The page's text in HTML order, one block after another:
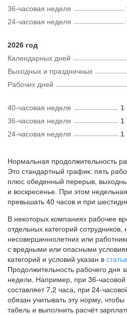
36-часовая неделя
24-часовая неделя
2026 год
Календарных дней
Рабочих дней
Выходных и праздничных
40-часовая неделя
1
36-часовая неделя
1
24-часовая неделя
1
Нормальная продолжительность
Это стандартный график: пять
плюс обеденный перерыв,
и воскресенье. При этом
превышать 40 часов и при
В некоторых компаниях рабочее
отдельных категорий
несовершеннолетних или
с вредными или опасными
категорий и условий указан в
Продолжительность рабочего дня
недели. Например, при 36-часовой
составляет 7,2 часа, при 24-
обязан учитывать эту норму,
табель и выполнить расчёт